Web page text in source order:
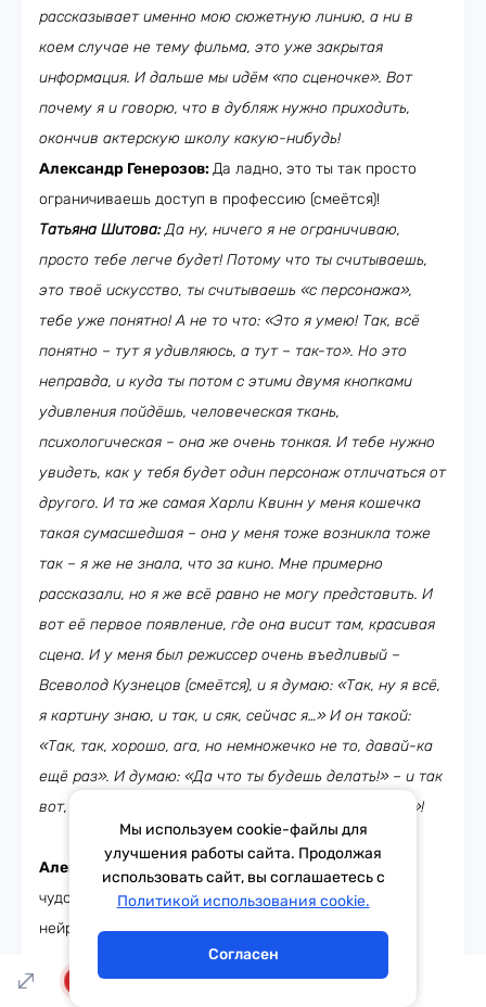
рассказывает именно мою сюжетную линию, а ни в
коем случае не тему фильма, это уже закрытая
информация. И дальше мы идём «по сценочке». Вот
почему я и говорю, что в дубляж нужно приходить,
окончив актерскую школу какую-нибудь!
Александр Генерозов:Да ладно, это ты так просто
ограничиваешь доступ в профессию (смеётся)!
Татьяна Шитова:Да ну, ничего я не ограничиваю,
просто тебе легче будет! Потому что ты считываешь,
это твоё искусство, ты считываешь «c персонажа»,
тебе уже понятно! А не то что: «Это я умею! Так, всё
понятно – тут я удивляюсь, а тут – так-то». Но это
неправда, и куда ты потом с этими двумя кнопками
удивления пойдёшь, человеческая ткань,
психологическая – она же очень тонкая. И тебе нужно
увидеть, как у тебя будет один персонаж отличаться от
другого. И та же самая Харли Квинн у меня кошечка
такая сумасшедшая – она у меня тоже возникла тоже
так – я же не знала, что за кино. Мне примерно
рассказали, но я же всё равно не могу представить. И
вот её первое появление, где она висит там, красивая
сцена. И у меня был режиссер очень въедливый –
Всеволод Кузнецов (смеётся), и я думаю: «Так, ну я всё,
я картину знаю, и так, и сяк, сейчас я…» И он такой:
«Так, так, хорошо, ага, но немножечко не то, давай-ка
ещё раз». И думаю: «Да что ты будешь делать!» – и так
вот, оттачиваешь, чтобы попасть прямо «в яблочко»!
Александр Генерозов:
Ну и не могу не спросить, с
чудовищной скоростью приходят новости про
нейросети, искусственный интеллект... Адобовская
сетка убирает помехи из голоса, улучшает качество
обычных записей, доводя его до «студийного» уровня.
Тема дня Гороскоп
Мы используем cookie-файлы для
улучшения работы сайта. Продолжая
использовать сайт, вы соглашаетесь с
Политикой использования cookie.
Согласен